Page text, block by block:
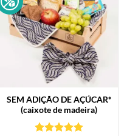
SEM ADIÇÃO DE AÇÚCAR*
(caixote de madeira)